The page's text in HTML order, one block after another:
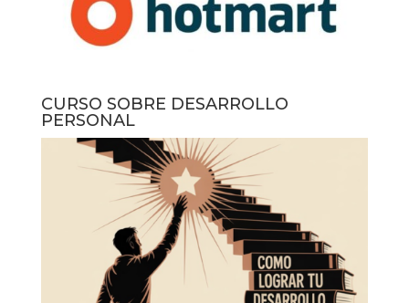
CURSO SOBRE DESARROLLO
PERSONAL